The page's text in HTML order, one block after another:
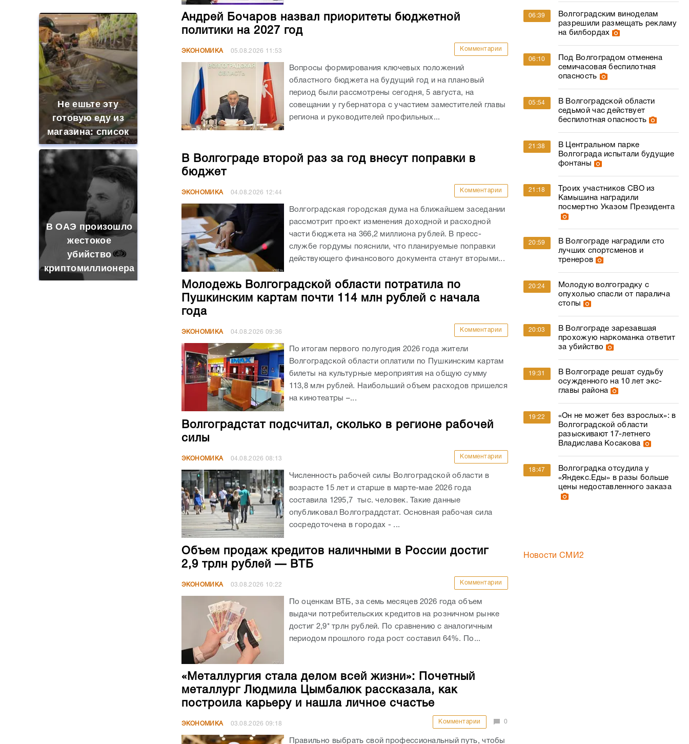
Не ешьте эту
готовую еду из
магазина: список
В ОАЭ произошло
жестокое
убийство
криптомиллионера
Андрей Бочаров назвал приоритеты бюджетной
политики на 2027 год
ЭКОНОМИКА 05.08.2026 11:53 Комментарии
Вопросы формирования ключевых положений
областного бюджета на будущий год и на плановый
период были рассмотрены сегодня, 5 августа, на
совещании у губернатора с участием заместителей главы
региона и руководителей профильных...
В Волгограде второй раз за год внесут поправки в
бюджет
ЭКОНОМИКА 04.08.2026 12:44 Комментарии
Волгоградская городская дума на ближайшем заседании
рассмотрит проект изменения доходной и расходной
части бюджета на 366,2 миллиона рублей. В пресс-
службе гордумы пояснили, что планируемые поправки
действующего финансового документа станут вторыми...
Молодежь Волгоградской области потратила по
Пушкинским картам почти 114 млн рублей с начала
года
ЭКОНОМИКА 04.08.2026 09:36 Комментарии
По итогам первого полугодия 2026 года жители
Волгоградской области оплатили по Пушкинским картам
билеты на культурные мероприятия на общую сумму
113,8 млн рублей. Наибольший объем расходов пришелся
на кинотеатры –...
Волгоградстат подсчитал, сколько в регионе рабочей
силы
ЭКОНОМИКА 04.08.2026 08:13 Комментарии
Численность рабочей силы Волгоградской области в
возрасте 15 лет и старше в марте-мае 2026 года
составила 1295,7 тыс. человек. Такие данные
опубликовал Волгограддстат. Основная рабочая сила
сосредоточена в городах - ...
Объем продаж кредитов наличными в России достиг
2,9 трлн рублей — ВТБ
ЭКОНОМИКА 03.08.2026 10:22 Комментарии
По оценкам ВТБ, за семь месяцев 2026 года объем
выдачи потребительских кредитов на розничном рынке
достиг 2,9* трлн рублей. По сравнению с аналогичным
периодом прошлого года рост составил 64%. По...
«Металлургия стала делом всей жизни»: Почетный
металлург Людмила Цымбалюк рассказала, как
построила карьеру и нашла личное счастье
ЭКОНОМИКА 03.08.2026 09:18 Комментарии 0
Правильно выбрать свой профессиональный путь, чтобы
06:39
Волгоградским виноделам
разрешили размещать рекламу
на билбордах
06:10
Под Волгоградом отменена
семичасовая беспилотная
опасность
05:54
В Волгоградской области
седьмой час действует
беспилотная опасность
21:38
В Центральном парке
Волгограда испытали будущие
фонтаны
21:18
Троих участников СВО из
Камышина наградили
посмертно Указом Президента
20:59
В Волгограде наградили сто
лучших спортсменов и
тренеров
20:24
Молодую волгоградку с
опухолью спасли от паралича
стопы
20:03
В Волгограде зарезавшая
прохожую наркоманка ответит
за убийство
19:31
В Волгограде решат судьбу
осужденного на 10 лет экс-
главы района
19:22
«Он не может без взрослых»: в
Волгоградской области
разыскивают 17-летнего
Владислава Косакова
18:47
Волгоградка отсудила у
«Яндекс.Еды» в разы больше
цены недоставленного заказа
Новости СМИ2